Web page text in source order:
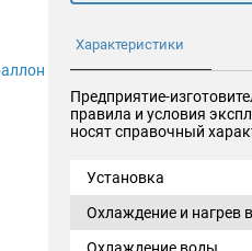
Характеристики
Предприятие-
правила и условия
носят справочный
Установка
Охлаждение и нагрев